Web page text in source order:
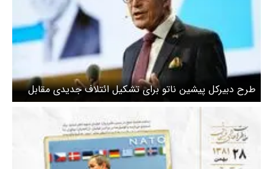
طرح دبیرکل پیشین ناتو برای تشکیل ائتلاف جدیدی مقابل
آمریکا